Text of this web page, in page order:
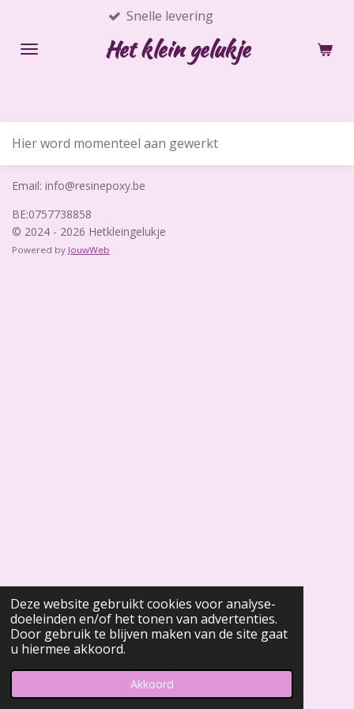
Deze website gebruikt cookies voor analyse-
doeleinden en/of het tonen van advertenties.
Door gebruik te blijven maken van de site gaat
u hiermee akkoord.
Akkoord
naar
Het klein gelukje
Snelle levering
Hier word momenteel aan gewerkt
Email: info@resinepoxy.be
BE:0757738858
© 2024 - 2026 Hetkleingelukje
Powered by JouwWeb